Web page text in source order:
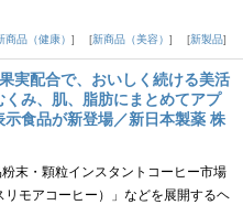
商品（健康） 新商品（美容） 新製品
実配合で、おいしく続ける美活
くみ、肌、脂肪にまとめてアプ
示食品が新登場／新日本製薬 株
末・顆粒インスタントコーヒー市場
モアコーヒー）」などを展開するヘ